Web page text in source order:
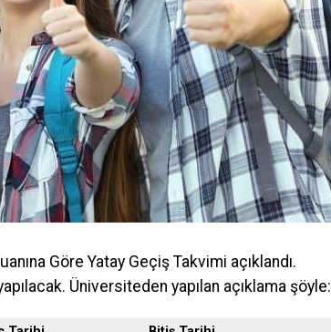
Göre Yatay Geçiş Takvimi açıklandı.
Üniversiteden yapılan açıklama şöyle: